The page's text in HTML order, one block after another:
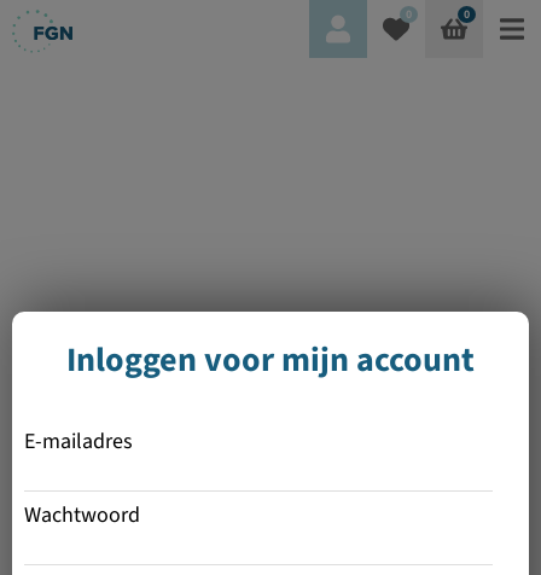
0 0
Inloggen voor mijn account
E-mailadres
Wachtwoord